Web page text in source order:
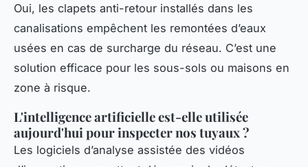
Oui, les clapets anti-retour installés dans les
canalisations empêchent les remontées d’eaux
usées en cas de surcharge du réseau. C’est une
solution efficace pour les sous-sols ou maisons en
zone à risque.
L'intelligence artificielle est-elle utilisée
aujourd'hui pour inspecter nos tuyaux ?
Les logiciels d’analyse assistée des vidéos